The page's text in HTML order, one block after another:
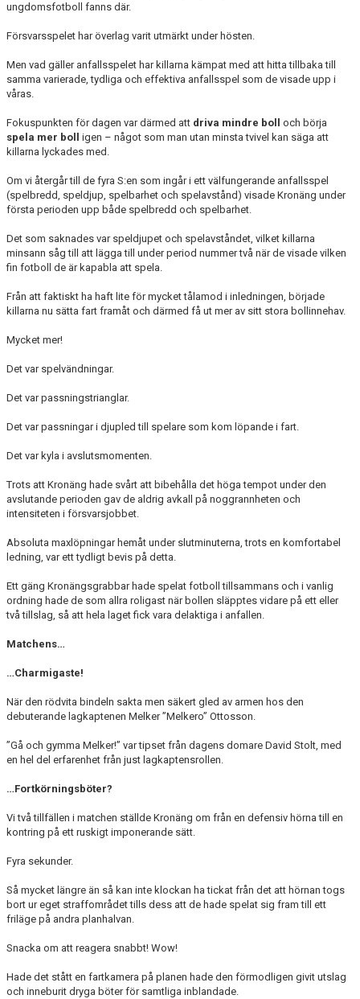
ungdomsfotboll fanns där.
Försvarsspelet har överlag varit utmärkt under hösten.
Men vad gäller anfallsspelet har killarna kämpat med att hitta tillbaka till
samma varierade, tydliga och effektiva anfallsspel som de visade upp i
våras.
Fokuspunkten för dagen var därmed att driva mindre boll
och börja
spela mer boll
igen – något som man utan minsta tvivel kan säga att
killarna lyckades med.
Om vi återgår till de fyra S:en som ingår i ett välfungerande anfallsspel
(spelbredd, speldjup, spelbarhet och spelavstånd) visade Kronäng under
första perioden upp både spelbredd och spelbarhet.
Det som saknades var speldjupet och spelavståndet, vilket killarna
minsann såg till att lägga till under period nummer två när de visade vilken
fin fotboll de är kapabla att spela.
Från att faktiskt ha haft lite för mycket tålamod i inledningen, började
killarna nu sätta fart framåt och därmed få ut mer av sitt stora bollinnehav.
Mycket mer!
Det var spelvändningar.
Det var passningstrianglar.
Det var passningar i djupled till spelare som kom löpande i fart.
Det var kyla i avslutsmomenten.
Trots att Kronäng hade svårt att bibehålla det höga tempot under den
avslutande perioden gav de aldrig avkall på noggrannheten och
intensiteten i försvarsjobbet.
Absoluta maxlöpningar hemåt under slutminuterna, trots en komfortabel
ledning, var ett tydligt bevis på detta.
Ett gäng Kronängsgrabbar hade spelat fotboll tillsammans och i vanlig
ordning hade de som allra roligast när bollen släpptes vidare på ett eller
två tillslag, så att hela laget fick vara delaktiga i anfallen.
Matchens…
…Charmigaste!
När den rödvita bindeln sakta men säkert gled av armen hos den
debuterande lagkaptenen Melker ”Melkero” Ottosson.
”Gå och gymma Melker!” var tipset från dagens domare David Stolt, med
en hel del erfarenhet från just lagkaptensrollen.
…Fortkörningsböter?
Vi två tillfällen i matchen ställde Kronäng om från en defensiv hörna till en
kontring på ett ruskigt imponerande sätt.
Fyra sekunder.
Så mycket längre än så kan inte klockan ha tickat från det att hörnan togs
bort ur eget straffområdet tills dess att de hade spelat sig fram till ett
friläge på andra planhalvan.
Snacka om att reagera snabbt! Wow!
Hade det stått en fartkamera på planen hade den förmodligen givit utslag
och inneburit dryga böter för samtliga inblandade.